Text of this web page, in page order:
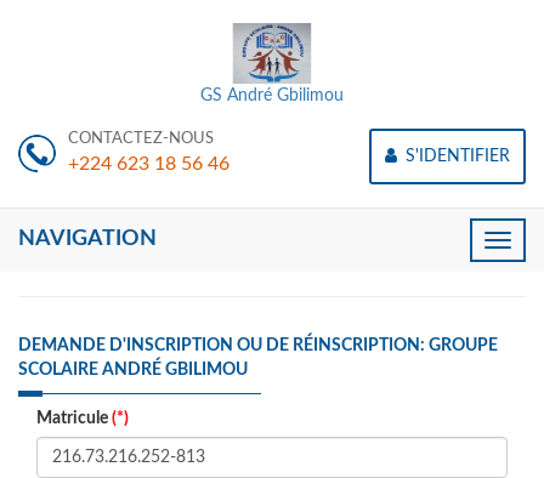
GS André Gbilimou
CONTACTEZ-NOUS
+224 623 18 56 46 S'IDENTIFIER
Toggle
NAVIGATION
DEMANDE D'INSCRIPTION OU DE RÉINSCRIPTION: GROUPE
SCOLAIRE ANDRÉ GBILIMOU
Matricule (*)